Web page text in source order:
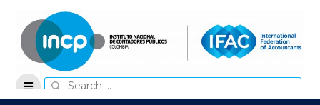
content
Search
for: